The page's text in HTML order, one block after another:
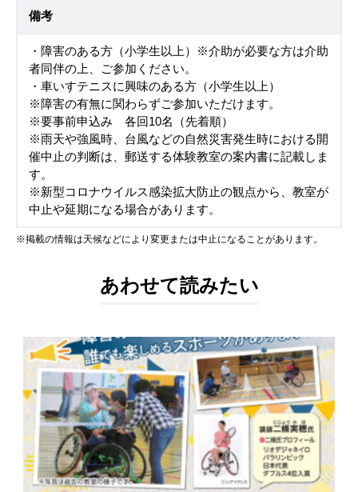
備考
・障害のある方（小学生以上）※介助が必要な方は介助
者同伴の上、ご参加ください。
・車いすテニスに興味のある方（小学生以上）
※障害の有無に関わらずご参加いただけます。
※要事前申込み 各回10名（先着順）
※雨天や強風時、台風などの自然災害発生時における開
催中止の判断は、郵送する体験教室の案内書に記載しま
す。
※新型コロナウイルス感染拡大防止の観点から、教室が
中止や延期になる場合があります。
※掲載の情報は天候などにより変更または中止になることがあります。
あわせて読みたい